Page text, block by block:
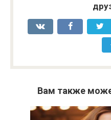
Вам также